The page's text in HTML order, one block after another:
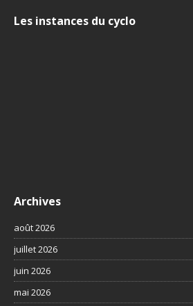
Les instances du cyclo
Archives
août 2026
juillet 2026
juin 2026
mai 2026